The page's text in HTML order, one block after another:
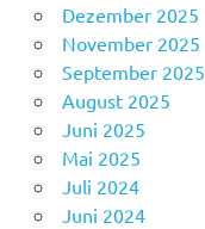
Dezember 2025
November 2025
September 2025
August 2025
Juni 2025
Mai 2025
Juli 2024
Juni 2024